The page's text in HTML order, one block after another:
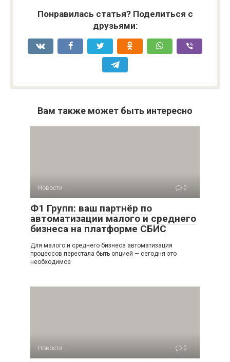
Понравилась статья? Поделиться с
друзьями:
Вам также может быть интересно
Новости 0
Ф1 Групп: ваш партнёр по
автоматизации малого и среднего
бизнеса на платформе СБИС
Для малого и среднего бизнеса автоматизация
процессов перестала быть опцией — сегодня это
необходимое
Новости 0